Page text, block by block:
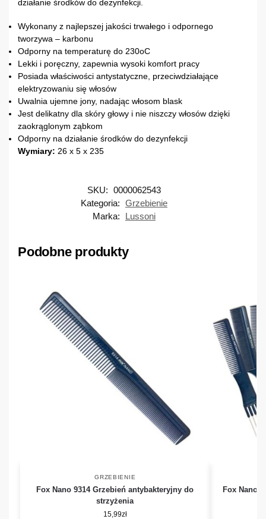
działanie środków do dezynfekcji.
Wykonany z najlepszej jakości trwałego i odpornego
tworzywa – karbonu
Odporny na temperaturę do 230oC
Lekki i poręczny, zapewnia wysoki komfort pracy
Posiada właściwości antystatyczne, przeciwdziałające
elektryzowaniu się włosów
Uwalnia ujemne jony, nadając włosom blask
Jest delikatny dla skóry głowy i nie niszczy włosów dzięki
zaokrąglonym ząbkom
Odporny na działanie środków do dezynfekcji
Wymiary: 26 x 5 x 235
SKU: 0000062543
Kategoria: Grzebienie
Marka:
Lussoni
Podobne produkty
GRZEBIENIE
Fox Nano 9314 Grzebień antybakteryjny do
strzyżenia
15,99zł
Fox Nano